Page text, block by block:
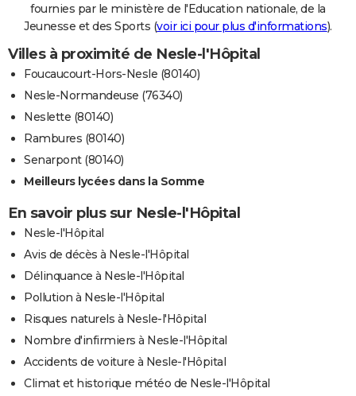
fournies par le ministère de l'Education nationale, de la
Jeunesse et des Sports (voir ici pour plus d'informations).
Villes à proximité de Nesle-l'Hôpital
Foucaucourt-Hors-Nesle (80140)
Nesle-Normandeuse (76340)
Neslette (80140)
Rambures (80140)
Senarpont (80140)
Meilleurs lycées dans la Somme
En savoir plus sur Nesle-l'Hôpital
Nesle-l'Hôpital
Avis de décès à Nesle-l'Hôpital
Délinquance à Nesle-l'Hôpital
Pollution à Nesle-l'Hôpital
Risques naturels à Nesle-l'Hôpital
Nombre d'infirmiers à Nesle-l'Hôpital
Accidents de voiture à Nesle-l'Hôpital
Climat et historique météo de Nesle-l'Hôpital